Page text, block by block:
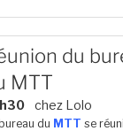
du
MTT
chez Lolo
bureau du MTT se